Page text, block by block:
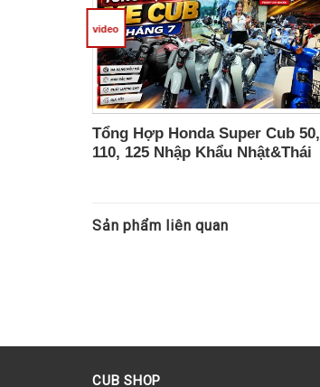
Tổng Hợp Honda Super Cub 50,
110, 125 Nhập Khẩu Nhật&Thái
video
Sản phẩm liên quan
CUB SHOP